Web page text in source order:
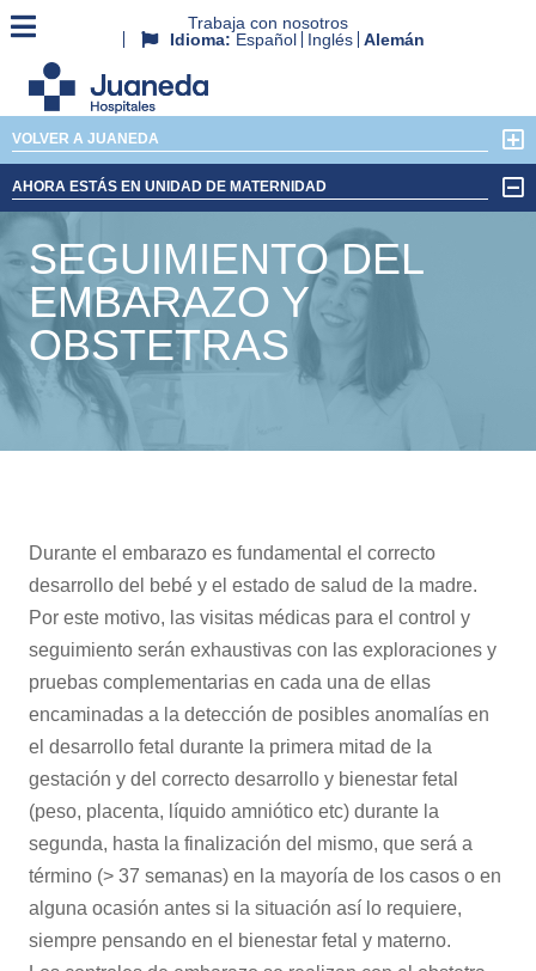
Trabaja con nosotros
Idioma: Español Inglés Alemán
VOLVER A JUANEDA
AHORA ESTÁS EN UNIDAD DE MATERNIDAD
SEGUIMIENTO DEL
EMBARAZO Y
OBSTETRAS
Durante el embarazo es fundamental el correcto
desarrollo del bebé y el estado de salud de la madre.
Por este motivo, las visitas médicas para el control y
seguimiento serán exhaustivas con las exploraciones y
pruebas complementarias en cada una de ellas
encaminadas a la detección de posibles anomalías en
el desarrollo fetal durante la primera mitad de la
gestación y del correcto desarrollo y bienestar fetal
(peso, placenta, líquido amniótico etc) durante la
segunda, hasta la finalización del mismo, que será a
término (> 37 semanas) en la mayoría de los casos o en
alguna ocasión antes si la situación así lo requiere,
siempre pensando en el bienestar fetal y materno.